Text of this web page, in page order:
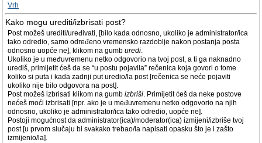
Vrh
Kako mogu urediti/izbrisati post?
Post možeš urediti/uređivati, [bilo kada odnosno, ukoliko je administrator/ica
tako odredio, samo određeno vremensko razdoblje nakon postanja posta
odnosno uopće ne], klikom na gumb uredi.
Ukoliko je u međuvremenu netko odgovorio na tvoj post, a ti ga naknadno
urediš, primijetit ćeš da se “u postu pojavila” rečenica koja govori o tome
koliko si puta i kada zadnji put uredio/la post [rečenica se neće pojaviti
ukoliko nije bilo odgovora na post].
Post možeš izbrisati klikom na gumb izbriši. Primijetit ćeš da neke postove
nećeš moći izbrisati [npr. ako je u međuvremenu netko odgovorio na njih
odnosno, ukoliko je administrator/ica tako odredio, uopće ne].
Postoji mogućnost da administrator(ica)/moderator(ica) izmijeni/izbriše tvoj
post [u prvom slučaju bi svakako trebao/la napisati opasku što je i zašto
izmijenio/la].